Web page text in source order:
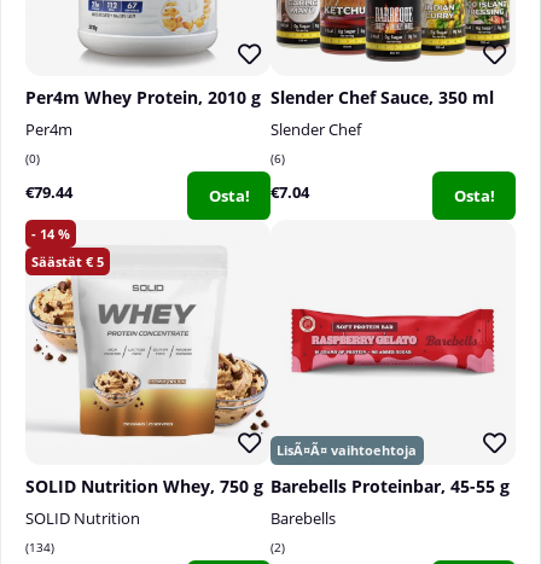
Per4m Whey Protein, 2010 g
Per4m
0
€79.44 Osta!
Slender Chef Sauce, 350 ml
Slender Chef
6
€7.04 Osta!
14
5
SOLID Nutrition Whey, 750 g
SOLID Nutrition
134
Barebells Proteinbar, 45-55 g
Barebells
2